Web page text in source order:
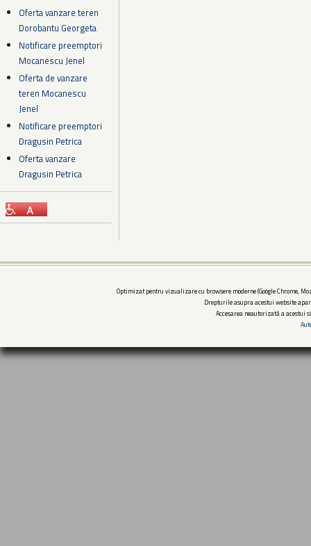
Oferta vanzare teren
Dorobantu Georgeta
Notificare preemptori
Mocanescu Jenel
Oferta de vanzare
teren Mocanescu
Jenel
Notificare preemptori
Dragusin Petrica
Oferta vanzare
Dragusin Petrica
Optimizat pentru vizualizare cu browsere moderne (Google Chrome,
Drepturile asupra acestui website
Accesarea neautorizată a acestui